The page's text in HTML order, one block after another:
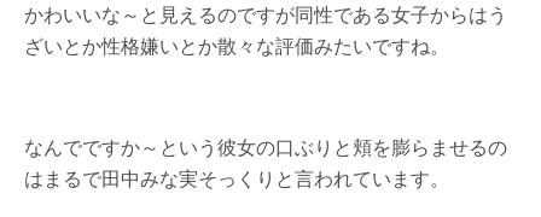
かわいいな～と見えるのですが同性である女子からはう
ざいとか性格嫌いとか散々な評価みたいですね。
なんでですか～という彼女の口ぶりと頬を膨らませるの
はまるで田中みな実そっくりと言われています。